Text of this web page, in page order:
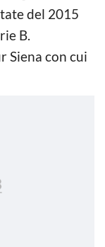
del 2015
B.
Siena con cui